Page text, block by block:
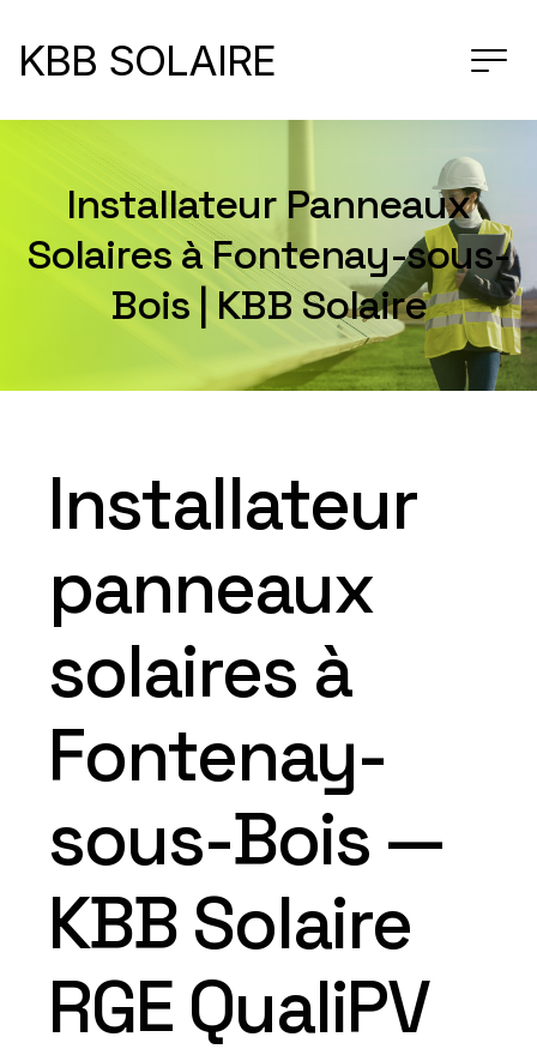
KBB SOLAIRE
Installateur Panneaux
Solaires à Fontenay-sous-
Bois | KBB Solaire
Installateur
panneaux
solaires à
Fontenay-
sous-Bois —
KBB Solaire
RGE QualiPV